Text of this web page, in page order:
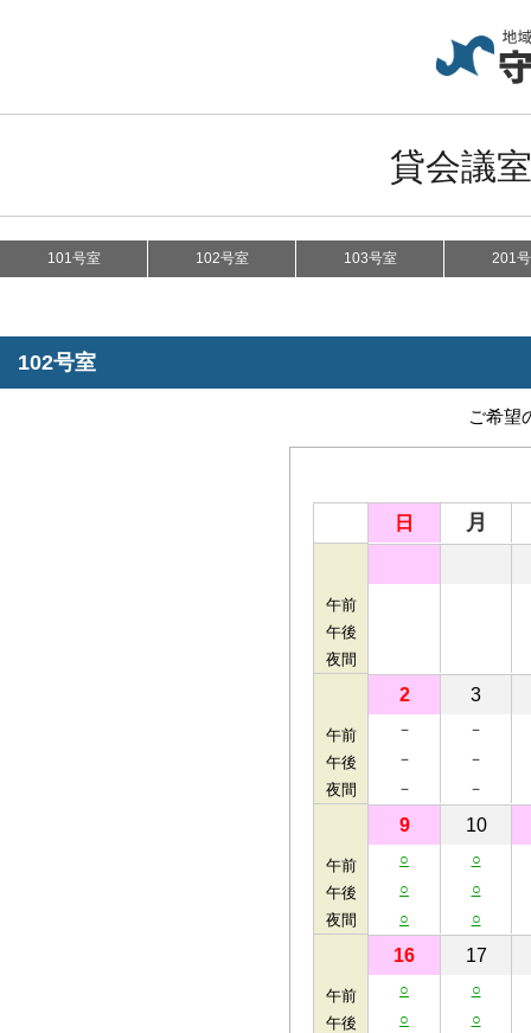
貸会議
101号室 102号室 103号室 201
102号室
ご希望
日 月
午前
午後
夜間
午前
午後
夜間
2
－
－
－
3
－
－
－
午前
午後
夜間
9
○
○
○
10
○
○
○
午前
午後
16
○
○
17
○
○